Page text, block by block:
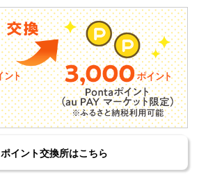
ポイント交換所はこちら